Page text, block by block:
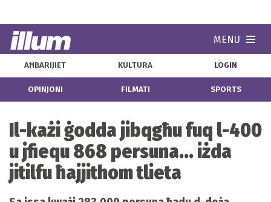
MENU
AĦBARIJIET KULTURA LOGIN
OPINJONI FILMATI SPORTS
Il-każi ġodda jibqgħu fuq l-400
u jfiequ 868 persuna... iżda
jitilfu ħajjithom tlieta